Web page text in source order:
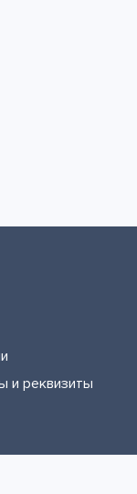
и реквизиты